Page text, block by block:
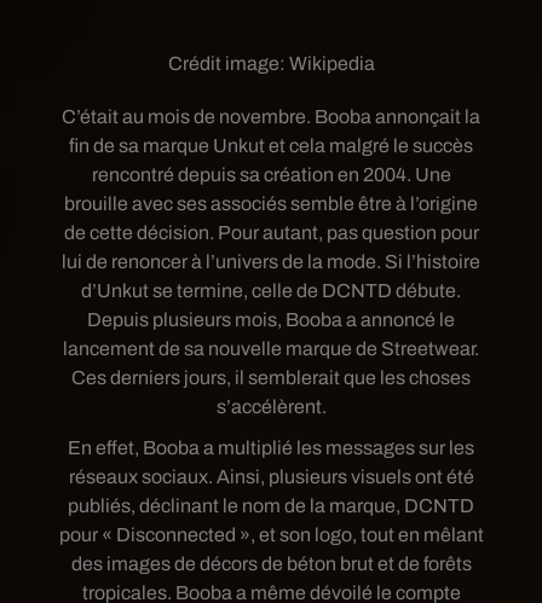
Crédit image: Wikipedia
C’était au mois de novembre. Booba annonçait la
fin de sa marque Unkut et cela malgré le succès
rencontré depuis sa création en 2004. Une
brouille avec ses associés semble être à l’origine
de cette décision. Pour autant, pas question pour
lui de renoncer à l’univers de la mode. Si l’histoire
d’Unkut se termine, celle de DCNTD débute.
Depuis plusieurs mois, Booba a annoncé le
lancement de sa nouvelle marque de Streetwear.
Ces derniers jours, il semblerait que les choses
s’accélèrent.
En effet, Booba a multiplié les messages sur les
réseaux sociaux. Ainsi, plusieurs visuels ont été
publiés, déclinant le nom de la marque, DCNTD
pour « Disconnected », et son logo, tout en mêlant
des images de décors de béton brut et de forêts
tropicales. Booba a même dévoilé le compte